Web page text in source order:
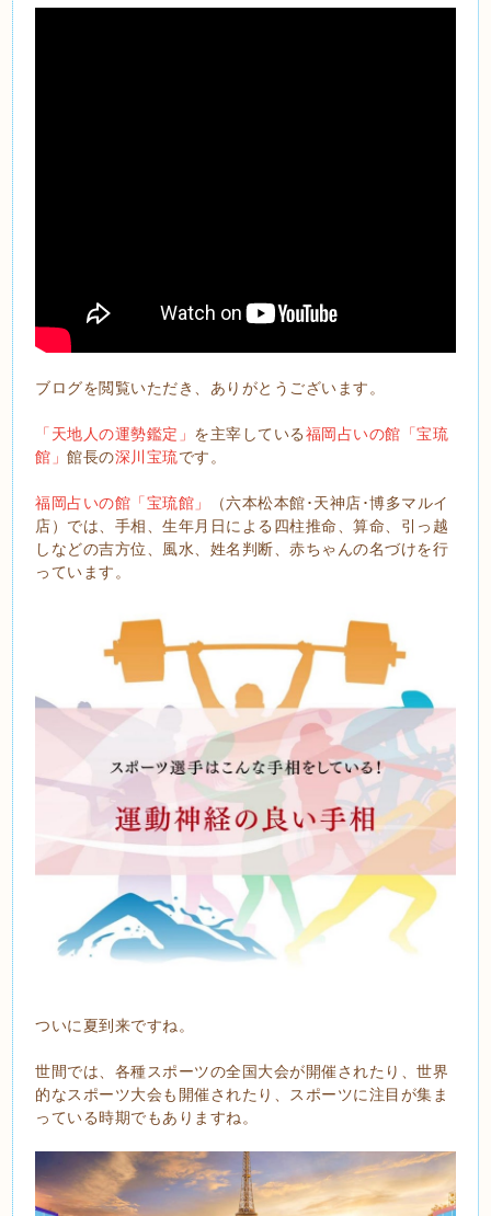
ブログを閲覧いただき、ありがとうございます。
「天地人の運勢鑑定」 を主宰している福岡占いの館「宝琉
館」館長の深川宝琉です。
福岡占いの館「宝琉館」
（六本松本館･天神店･博多マルイ
店）では、手相、生年月日による四柱推命、算命、引っ越
しなどの吉方位、風水、姓名判断、赤ちゃんの名づけを行
っています。
ついに夏到来ですね。
世間では、各種スポーツの全国大会が開催されたり、世界
的なスポーツ大会も開催されたり、スポーツに注目が集ま
っている時期でもありますね。